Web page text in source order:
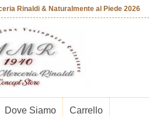
Rinaldi & Naturalmente al Piede 2026
Dove Siamo Carrello